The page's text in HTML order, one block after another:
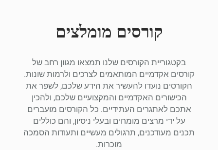
קורסים מומלצים
בקטגוריית הקורסים שלנו תמצאו מגוון רחב של
קורסים אקדמיים המותאמים לצרכים ולרמות שונות.
הקורסים נועדו להעשיר את הידע שלכם, לשפר את
הכישורים האקדמיים והמקצועיים שלכם, ולהכין
אתכם לאתגרים העתידיים. כל הקורסים מועברים
על ידי מרצים מומחים ובעלי ניסיון, והם כוללים
תכנים מעודכנים, תרגולים מעשיים ותעודות הסמכה
מוכרות.